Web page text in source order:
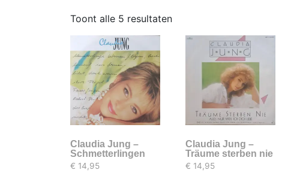
Toont alle 5 resultatenGesorteerd
nieuwste
Claudia Jung –
Schmetterlingen
€ 14,95
Claudia Jung –
Träume sterben nie
€ 14,95